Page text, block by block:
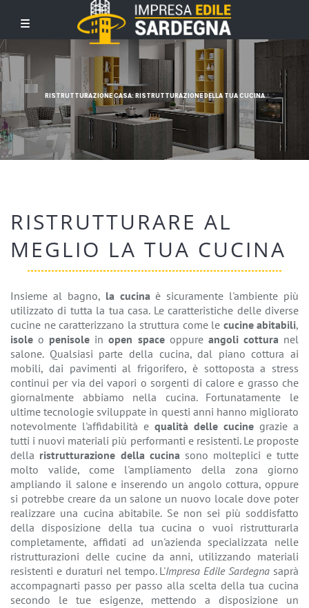
RISTRUTTURAZIONE CASA: RISTRUTTURAZIONE DELLA TUA CUCINA
RISTRUTTURARE AL
MEGLIO LA TUA CUCINA
Insieme al bagno, la cucinaè sicuramente l'ambiente più
utilizzato di tutta la tua casa. Le caratteristiche delle diverse
cucine ne caratterizzano la struttura come le cucine abitabili,
isole o penisole inopen spaceoppure angoli cotturanel
salone. Qualsiasi parte della cucina, dal piano cottura ai
mobili, dai pavimenti al frigorifero, è sottoposta a stress
continui per via dei vapori o sorgenti di calore e grasso che
giornalmente abbiamo nella cucina. Fortunatamente le
ultime tecnologie sviluppate in questi anni hanno migliorato
notevolmente l'affidabilità e qualità delle cucine grazie a
tutti i nuovi materiali più performanti e resistenti. Le proposte
della ristrutturazione della cucinasono molteplici e tutte
molto valide, come l'ampliamento della zona giorno
ampliando il salone e inserendo un angolo cottura, oppure
si potrebbe creare da un salone un nuovo locale dove poter
realizzare una cucina abitabile. Se non sei più soddisfatto
della disposizione della tua cucina o vuoi ristrutturarla
completamente, affidati ad un'azienda specializzata nelle
ristrutturazioni delle cucine da anni, utilizzando materiali
resistenti e duraturi nel tempo. L'Impresa Edile Sardegna saprà
accompagnarti passo per passo alla scelta della tua cucina
secondo le tue esigenze, mettendo a disposizione un